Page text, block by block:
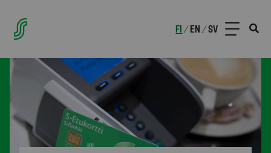
FI /EN /SV